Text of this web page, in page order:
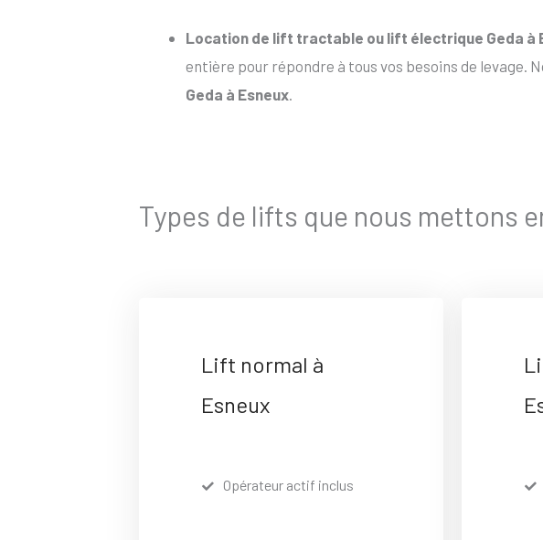
Location de lift tractable ou lift électrique Geda à
entière pour répondre à tous vos besoins de
Geda à Esneux
Types de lifts que nous mettons
Lift normal à
Esneux
Opérateur actif inclus